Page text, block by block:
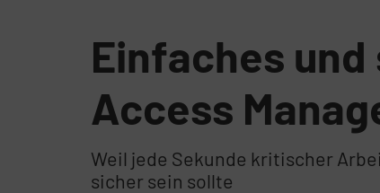
Einfaches
Access
Weil jede Sekunde kritischer
sicher sein sollte